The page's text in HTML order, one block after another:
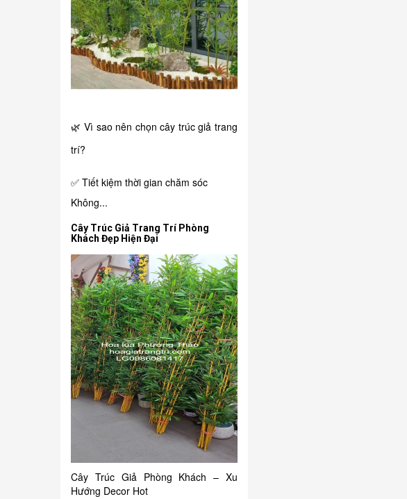
🌿 Vì sao nên chọn cây trúc giả trang
trí?
✅ Tiết kiệm thời gian chăm sóc
Không...
Cây Trúc Giả Trang Trí Phòng
Khách Đẹp Hiện Đại
Cây Trúc Giả Phòng Khách – Xu
Hướng Decor Hot